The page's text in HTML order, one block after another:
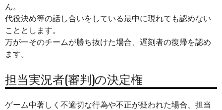
ん。
代役決め等の話し合いをしている最中に現れても認めない
こととします。
万が一そのチームが勝ち抜けた場合、遅刻者の復帰を認め
ます。
担当実況者(審判)の決定権
ゲーム中著しく不適切な行為や不正が疑われた場合、担当